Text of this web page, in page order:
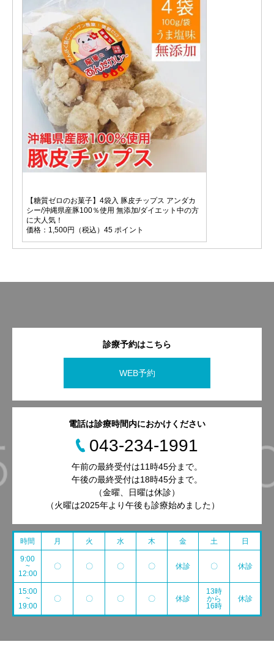
【糖質ゼロのお菓子】4袋入 豚皮チップス アンダカ
シー/沖縄県産豚100％使用 無添加/ダイエット中の方
に大人気！
価格：1,500円（税込）45 ポイント
診療予約はこちら
WEB予約
電話は診療時間内におかけください
043-234-1991
午前の最終受付は11時45分まで。
午後の最終受付は18時45分まで。
（金曜、日曜は休診）
（火曜は2025年より午後も診療始めました）
時間 月 火 水 木 金 土 日
9:00
~
12:00
〇 〇 〇 〇 休診 〇 休診
15:00
~
19:00
〇 〇 〇 〇 休診
13時
から
16時
休診